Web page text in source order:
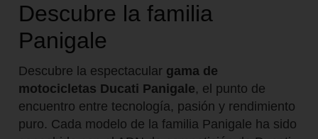
Descubre la familia
Panigale
Descubre la espectacular gama de
motocicletas Ducati Panigale, el punto de
encuentro entre tecnología, pasión y rendimiento
puro. Cada modelo de la familia Panigale ha sido